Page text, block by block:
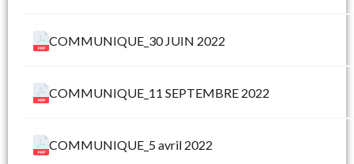
COMMUNIQUE_30 JUIN 2022
COMMUNIQUE_11 SEPTEMBRE 2022
COMMUNIQUE_5 avril 2022